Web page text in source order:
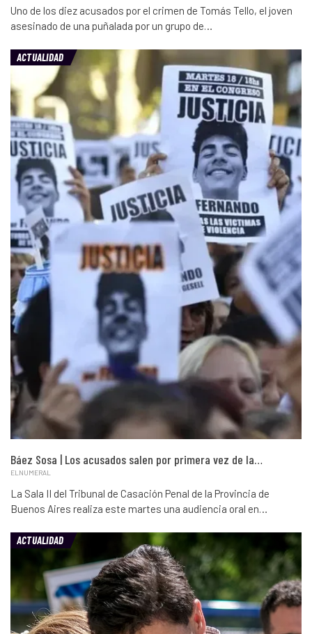
Uno de los diez acusados por el crimen de Tomás Tello, el joven
asesinado de una puñalada por un grupo de…
ACTUALIDAD
Báez Sosa | Los acusados salen por primera vez de la…
ELNUMERAL
La Sala II del Tribunal de Casación Penal de la Provincia de
Buenos Aires realiza este martes una audiencia oral en…
ACTUALIDAD